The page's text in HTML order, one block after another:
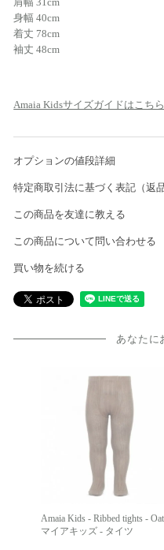
身幅 40cm
着丈 78cm
袖丈 48cm
Amaia Kidsサイズガイドはこちら
オプションの値段詳細
特定商取引法に基づく表記（返品
この商品を友達に教える
この商品について問い合わせる
買い物を続ける
あなたに
Amaia Kids - Ribbed tights -
マイアキッズ - タイツ